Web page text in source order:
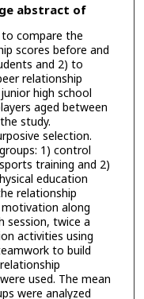
abstract of
compare the
scores before and
and 2) to
relationship
high school
aged between
study.
selection.
1) control
training and 2)
education
relationship
along
session, twice a
activities using
to build
used. The mean
were analyzed